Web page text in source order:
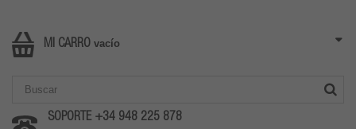
MI CARRO vacío
SOPORTE +34 948 225 878